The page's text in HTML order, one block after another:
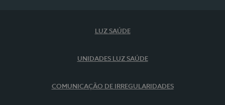
LUZ SAÚDE
UNIDADES LUZ SAÚDE
COMUNICAÇÃO DE IRREGULARIDADES